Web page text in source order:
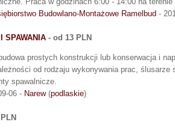
Budowlano-Montażowe Ramelbud -
SPAWANIA - od 13 PLN
prostych konstrukcji lub konserwacja i
od rodzaju wykonywania prac, ślusarze
spawalnicze.
06 - Narew(podlaskie)